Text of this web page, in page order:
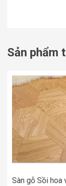
Sản phẩm
Sàn gỗ Sồi hoa